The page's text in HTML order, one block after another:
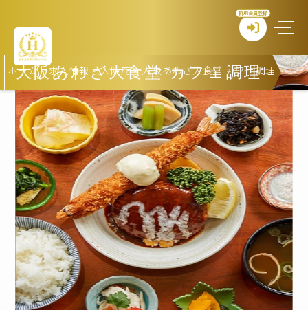
新規会員登録
大阪あわざ大食堂 カフェ調理
ホーム>求人情報 >大阪府>大阪あわざ大食堂 カフェ調理